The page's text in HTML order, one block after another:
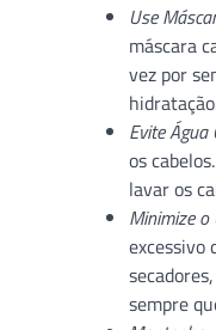
Use
máscara
vez por
Evite Água
os
lavar os
Minimize o
excessivo
sempre